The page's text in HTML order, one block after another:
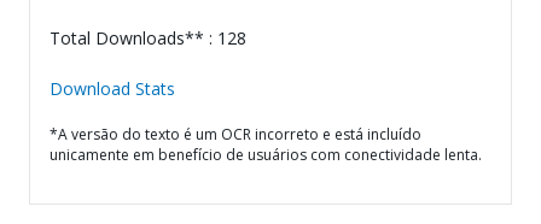
Total Downloads** : 128
Download Stats
*A versão do texto é um OCR incorreto e está incluído
unicamente em benefício de usuários com conectividade lenta.